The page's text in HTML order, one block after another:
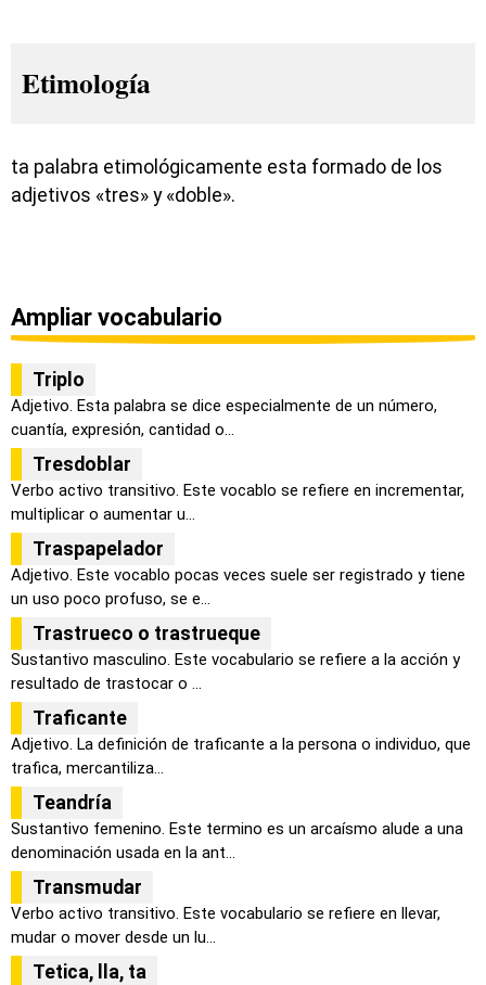
Etimología
ta palabra etimológicamente esta formado de los
adjetivos «tres» y «doble».
Ampliar vocabulario
Triplo
Adjetivo. Esta palabra se dice especialmente de un número,
cuantía, expresión, cantidad o...
Tresdoblar
Verbo activo transitivo. Este vocablo se refiere en incrementar,
multiplicar o aumentar u...
Traspapelador
Adjetivo. Este vocablo pocas veces suele ser registrado y tiene
un uso poco profuso, se e...
Trastrueco o trastrueque
Sustantivo masculino. Este vocabulario se refiere a la acción y
resultado de trastocar o ...
Traficante
Adjetivo. La definición de traficante a la persona o individuo, que
trafica, mercantiliza...
Teandría
Sustantivo femenino. Este termino es un arcaísmo alude a una
denominación usada en la ant...
Transmudar
Verbo activo transitivo. Este vocabulario se refiere en llevar,
mudar o mover desde un lu...
Tetica, lla, ta